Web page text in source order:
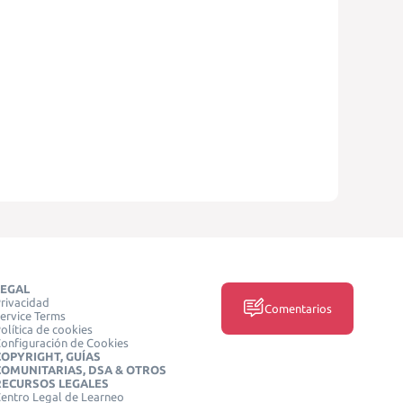
Terms
de cookies
de Cookies
GUÍAS
DSA & OTROS
LEGALES
Legal de Learneo
Comentarios